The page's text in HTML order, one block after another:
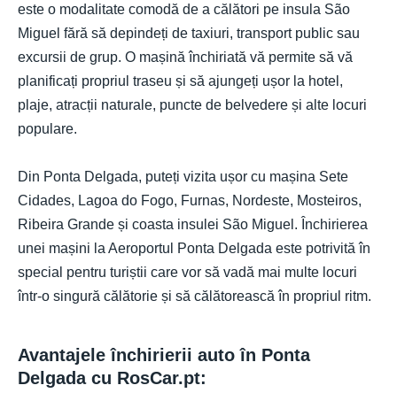
este o modalitate comodă de a călători pe insula São
Miguel fără să depindeți de taxiuri, transport public sau
excursii de grup. O mașină închiriată vă permite să vă
planificați propriul traseu și să ajungeți ușor la hotel,
plaje, atracții naturale, puncte de belvedere și alte locuri
populare.
Din Ponta Delgada, puteți vizita ușor cu mașina Sete
Cidades, Lagoa do Fogo, Furnas, Nordeste, Mosteiros,
Ribeira Grande și coasta insulei São Miguel. Închirierea
unei mașini la Aeroportul Ponta Delgada este potrivită în
special pentru turiștii care vor să vadă mai multe locuri
într-o singură călătorie și să călătorească în propriul ritm.
Avantajele închirierii auto în Ponta
Delgada cu RosCar.pt: